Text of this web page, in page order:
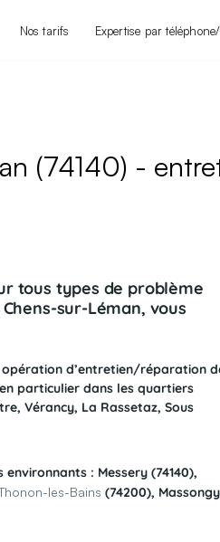
Nos tarifs Expertise par
(74140) -
tous types de problème
sur-Léman, vous
d’entretien/réparation
particulier dans les quartiers
Vérancy, La Rassetaz, Sous
: Messery (74140),
les-Bains (74200), Massongy